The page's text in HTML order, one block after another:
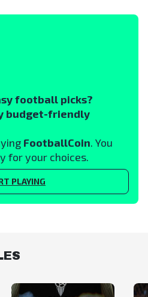
football picks?
budget-friendly
FootballCoin. You
for your choices.
PLAYING